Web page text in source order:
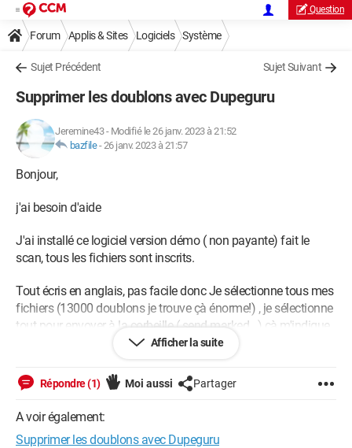
Question
Forum Applis & Sites Logiciels Système
Sujet Précédent Sujet Suivant
Supprimer les doublons avec Dupeguru
Jeremine43- Modifié le 26 janv. 2023 à 21:52
bazfile-26 janv. 2023 à 21:57
Bonjour,
j'ai besoin d'aide
J'ai installé ce logiciel version démo ( non payante) fait le
scan, tous les fichiers sont inscrits.
Tout écris en anglais, pas facile donc Je sélectionne tous mes
fichiers (13000 doublons je trouve çà énorme!) , je sélectionne
tout pour envoyer à la corbeille ( send marked...) çà m'indique
qu'on ne peut sélectionner que 10 fichiers à la fois donc
fichier inscrit en gras est bien conservé? que je ne fasse pas
d'erreur)
Si possible m'indiquer la phrase en anglais à sélectionner.
Afficher la suite
Répondre (1) Moi aussi Partager
A voir également:
Supprimer les doublons avec Dupeguru